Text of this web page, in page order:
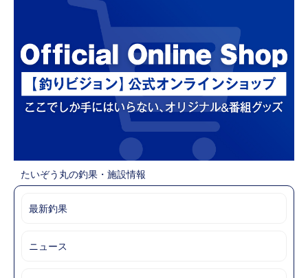
たいぞう丸の釣果・施設情報
最新釣果
ニュース